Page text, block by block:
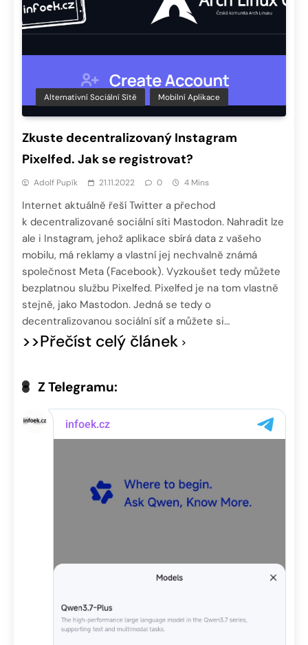
Alternativní Sociální Sítě Mobilní Aplikace
Zkuste decentralizovaný Instagram
Pixelfed. Jak se registrovat?
Adolf Pupík 21.11.2022 0 4 Mins
Internet aktuálně řeší Twitter a přechod
k decentralizované sociální síti Mastodon. Nahradit lze
ale i Instagram, jehož aplikace sbírá data z vašeho
mobilu, má reklamy a vlastní jej nechvalně známá
společnost Meta (Facebook). Vyzkoušet tedy můžete
bezplatnou službu Pixelfed. Pixelfed je na tom vlastně
stejně, jako Mastodon. Jedná se tedy o
decentralizovanou sociální síť a můžete si…
>>Přečíst celý článek
Z Telegramu: